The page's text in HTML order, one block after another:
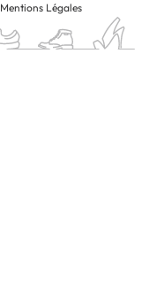
Mentions Légales